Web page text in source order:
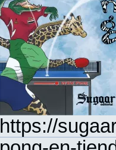
https://